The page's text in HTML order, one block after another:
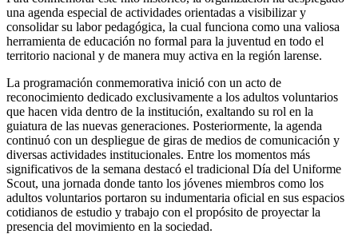
una agenda especial de actividades orientadas a visibilizar y
consolidar su labor pedagógica, la cual funciona como una valiosa
herramienta de educación no formal para la juventud en todo el
territorio nacional y de manera muy activa en la región larense.
La programación conmemorativa inició con un acto de
reconocimiento dedicado exclusivamente a los adultos voluntarios
que hacen vida dentro de la institución, exaltando su rol en la
guiatura de las nuevas generaciones. Posteriormente, la agenda
continuó con un despliegue de giras de medios de comunicación y
diversas actividades institucionales. Entre los momentos más
significativos de la semana destacó el tradicional Día del Uniforme
Scout, una jornada donde tanto los jóvenes miembros como los
adultos voluntarios portaron su indumentaria oficial en sus espacios
cotidianos de estudio y trabajo con el propósito de proyectar la
presencia del movimiento en la sociedad.